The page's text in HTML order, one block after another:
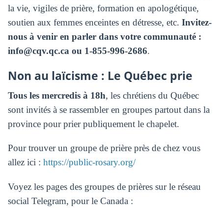
la vie, vigiles de prière, formation en apologétique,
soutien aux femmes enceintes en détresse, etc. Invitez-
nous à venir en parler dans votre communauté :
info@cqv.qc.caou 1-855-996-2686.
Non au laïcisme : Le Québec prie
Tous les mercredis à 18h, les chrétiens du Québec
sont invités à se rassembler en groupes partout dans la
province pour prier publiquement le chapelet.
Pour trouver un groupe de prière près de chez vous
allez ici : https://public-rosary.org/
Voyez les pages des groupes de prières sur le réseau
social Telegram, pour le Canada :